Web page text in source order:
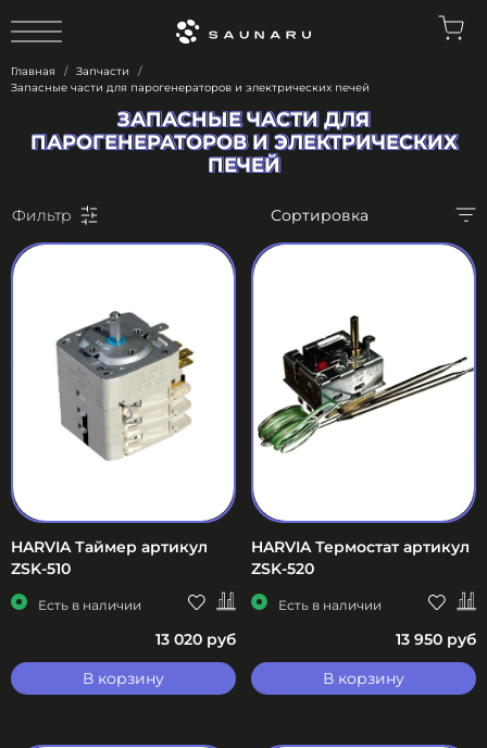
Главная
Запчасти
Запасные части для парогенераторов и электрических печей
ЗАПАСНЫЕ ЧАСТИ ДЛЯ
ПАРОГЕНЕРАТОРОВ И ЭЛЕКТРИЧЕСКИХ
ПЕЧЕЙ
ЗАПАСНЫЕ ЧАСТИ ДЛЯ
ПАРОГЕНЕРАТОРОВ И ЭЛЕКТРИЧЕСКИХ
ПЕЧЕЙ
HARVIA Таймер артикул
ZSK-510
Есть в наличии
13 020 руб
В корзину
HARVIA Термостат артикул
ZSK-520
Есть в наличии
13 950 руб
В корзину
Фильтр